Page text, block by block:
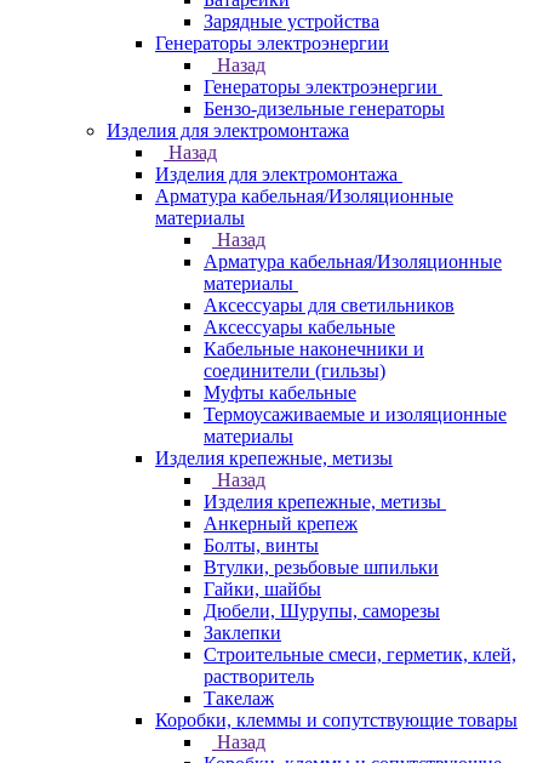
Зарядные устройства
Генераторы электроэнергии
Назад
Генераторы электроэнергии
Бензо-дизельные генераторы
Изделия для электромонтажа
Назад
Изделия для электромонтажа
Арматура кабельная/Изоляционные
материалы
Назад
Арматура кабельная/Изоляционные
материалы
Аксессуары для светильников
Аксессуары кабельные
Кабельные наконечники и
соединители (гильзы)
Муфты кабельные
Термоусаживаемые и изоляционные
материалы
Изделия крепежные, метизы
Назад
Изделия крепежные, метизы
Анкерный крепеж
Болты, винты
Втулки, резьбовые шпильки
Гайки, шайбы
Дюбели, Шурупы, саморезы
Заклепки
Строительные смеси, герметик, клей,
растворитель
Такелаж
Коробки, клеммы и сопутствующие товары
Назад